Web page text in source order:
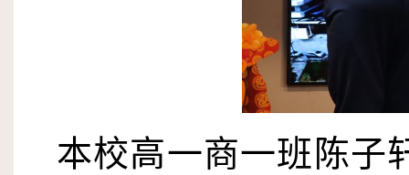
本校高一商一班陈子